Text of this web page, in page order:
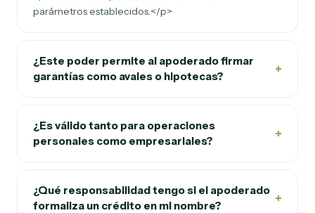
parámetros establecidos.</p>
¿Este poder permite al apoderado firmar
garantías como avales o hipotecas?
+
¿Es válido tanto para operaciones
personales como empresariales?
+
¿Qué responsabilidad tengo si el apoderado
formaliza un crédito en mi nombre?
+